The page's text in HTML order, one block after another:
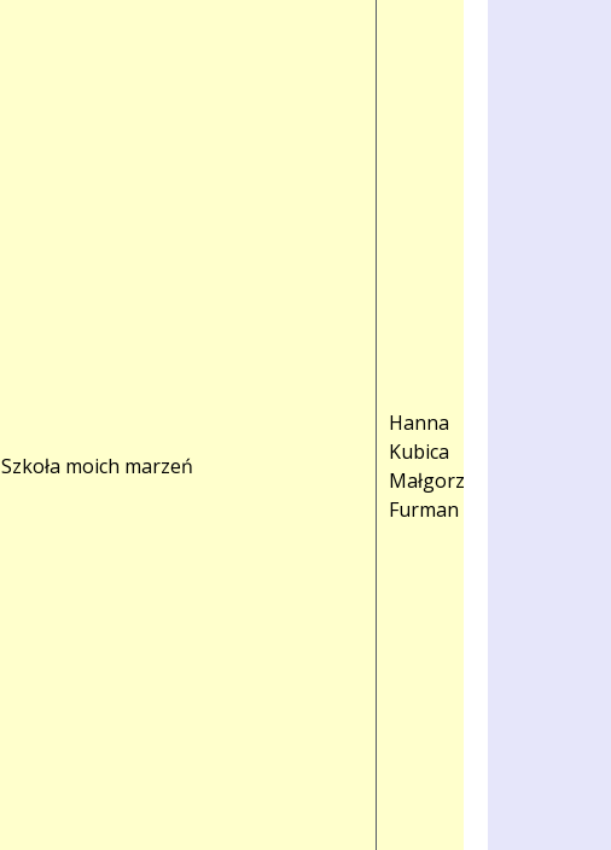
Szkoła moich marzeń
Hanna
Kubica
Małgorzata
Furman